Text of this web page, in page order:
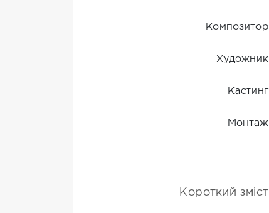
Композитор
Художник
Кастинг
Монтаж
Короткий зміст